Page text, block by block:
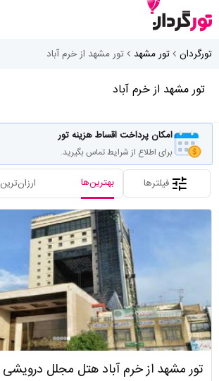
تورگردان تور مشهد تور مشهد از خرم آباد
تور مشهد از خرم آباد
امکان پرداخت اقساط هزینه تور
برای اطلاع از شرایط تماس بگیرید.
فیلترها بهترین‌ها ارزان‌ترین
تور مشهد از خرم آباد هتل مجلل درویشی